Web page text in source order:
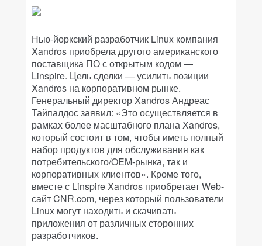
Нью-йоркский разработчик Linux компания
Xandros приобрела другого американского
поставщика ПО с открытым кодом —
Linspire. Цель сделки — усилить позиции
Xandros на корпоративном рынке.
Генеральный директор Xandros Андреас
Тайпалдос заявил: «Это осуществляется в
рамках более масштабного плана Xandros,
который состоит в том, чтобы иметь полный
набор продуктов для обслуживания как
потребительского/OEM-рынка, так и
корпоративных клиентов». Кроме того,
вместе с Linspire Xandros приобретает Web-
сайт CNR.com, через который пользователи
Linux могут находить и скачивать
приложения от различных сторонних
разработчиков.